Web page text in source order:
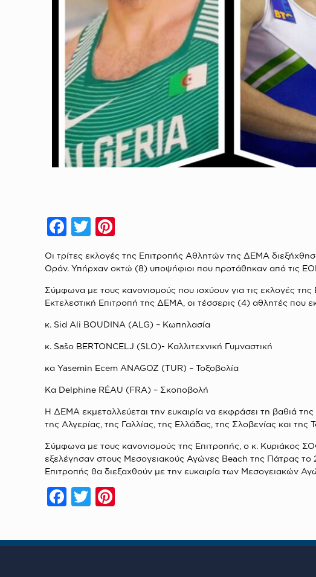
Facebook
Twitter
Οι τρίτες εκλογές της Επιτροπής Αθλητών της ΔΕΜΑ
Οράν.Υπήρχαν οκτώ (8) υποψήφιοι που προτάθηκαν από τις
Σύμφωνα με τους κανονισμούς που ισχύουν για τις εκλογές
Εκτελεστική Επιτροπή της ΔΕΜΑ, οι τέσσερις (4) αθλητές που
κ. Sid Ali BOUDINA (ALG) – Κωπηλασία
κ. Sašo BERTONCELJ (SLO)- Καλλιτεχνική Γυμναστική
κα Yasemin Ecem ANAGOZ (TUR) – Τοξοβολία
Κα Delphine RÉAU (FRA) – Σκοποβολή
Η ΔΕΜΑ εκμεταλλεύεται την ευκαιρία να εκφράσει τη βαθιά
της Αλγερίας, της Γαλλίας, της Ελλάδας, της Σλοβενίας και
Σύμφωνα με τους κανονισμούς της Επιτροπής, ο κ. Κυριάκος
εξελέγησαν στους Μεσογειακούς Αγώνες Beach της Πάτρας το
Επιτροπής θα διεξαχθούν με την ευκαιρία των Μεσογειακών
Facebook
Twitter